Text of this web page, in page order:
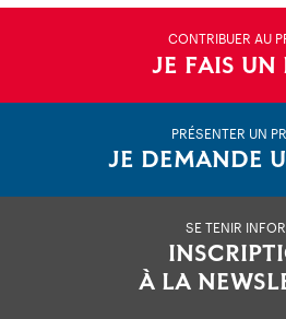
CONTRIBUER AU
JE FAIS UN
PRÉSENTER UN
JE DEMANDE
SE TENIR
À LA